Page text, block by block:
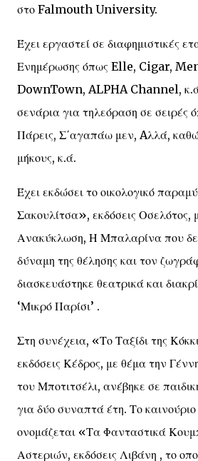
στο Falmouth University.
Έχει εργαστεί σε διαφημιστικές
Ενημέρωσης όπως Elle, Cigar,
DownTown, ALPHA Channel,
σενάρια για τηλεόραση σε
Πάρεις, Σ΄αγαπάω μεν, Aλλά,
μήκους, κ.ά.
Έχει εκδώσει το οικολογικό
Σακουλίτσα», εκδόσεις Οσελότος,
Ανακύκλωση, Η Μπαλαρίνα που
δύναμη της θέλησης και τον
διασκευάστηκε θεατρικά και
‘Μικρό Παρίσι’ .
Στη συνέχεια, «Το Ταξίδι της
εκδόσεις Κέδρος, με θέμα την
του Μποτιτσέλι, ανέβηκε σε
για δύο συναπτά έτη. Το καινούριο
ονομάζεται «Τα Φανταστικά
Αστεριών, εκδόσεις Λιβάνη , το